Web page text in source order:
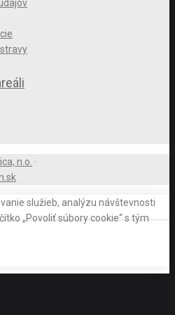
n.o. ·
služieb, analýzu návštevnosti
„Povoliť súbory cookie“ s tým